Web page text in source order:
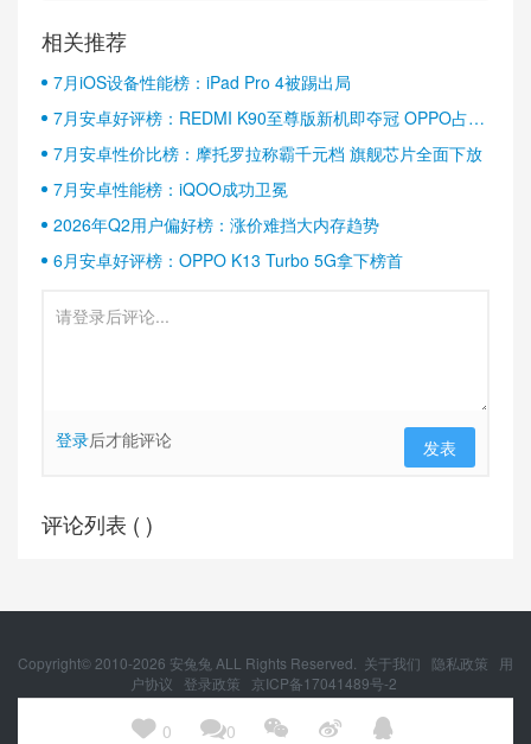
 0 0   
相关推荐
7月iOS设备性能榜：iPad Pro 4被踢出局
7月安卓好评榜：REDMI K90至尊版新机即夺冠 OPPO占据
半壁江山
7月安卓性价比榜：摩托罗拉称霸千元档 旗舰芯片全面下放
7月安卓性能榜：iQOO成功卫冕
2026年Q2用户偏好榜：涨价难挡大内存趋势
6月安卓好评榜：OPPO K13 Turbo 5G拿下榜首
登录后才能评论 发表
评论列表 ( )
Copyright© 2010-2026 安兔兔 ALL Rights Reserved. 关于我们 隐私政策
用
户协议
登录政策
京ICP备17041489号-2
京公网安备 11010502054377号